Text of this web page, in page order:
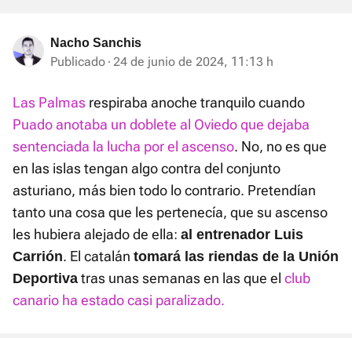
Nacho Sanchis
Publicado 24 de junio de 2024, 11:13 h
Las Palmas respiraba anoche tranquilo cuando
Puado anotaba un doblete al Oviedo que dejaba
sentenciada la lucha por el ascenso. No, no es que
en las islas tengan algo contra del conjunto
asturiano, más bien todo lo contrario. Pretendían
tanto una cosa que les pertenecía, que su ascenso
les hubiera alejado de ella: al entrenador Luis
Carrión. El catalán tomará las riendas de la Unión
Deportiva tras unas semanas en las que el club
canario ha estado casi paralizado.